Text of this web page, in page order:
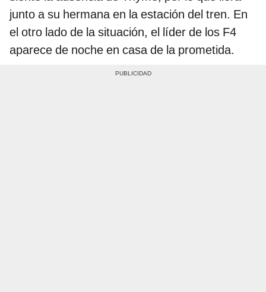
junto a su hermana en la estación del tren. En
el otro lado de la situación, el líder de los F4
aparece de noche en casa de la prometida.